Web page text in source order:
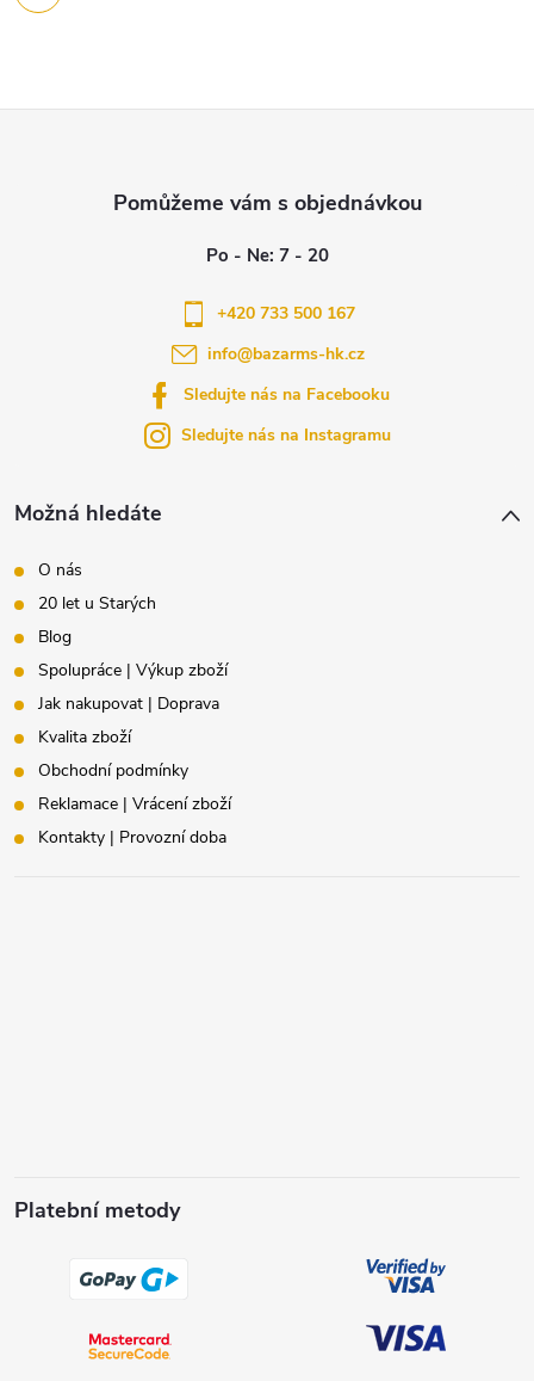
Možná hledáte
O nás
20 let u Starých
Blog
Spolupráce | Výkup zboží
Jak nakupovat | Doprava
Kvalita zboží
Obchodní podmínky
Reklamace | Vrácení zboží
Kontakty | Provozní doba
Platební metody
info@bazarms-hk.cz
+420 733 500 167
Sledujte nás na Facebooku
Sledujte nás na Instagramu